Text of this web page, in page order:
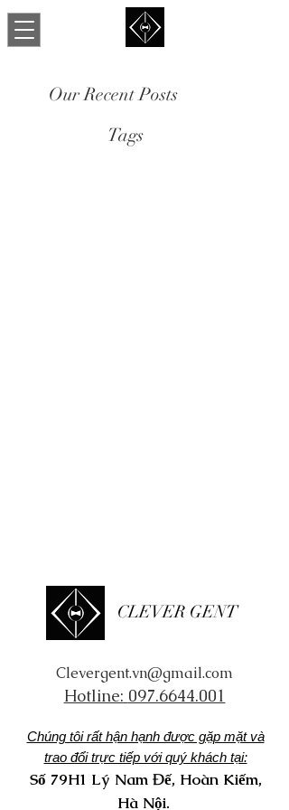
Our Recent Posts
Tags
CLEVER GENT
Clevergent.vn@gmail.com
Hotline: 097.6644.001
Chúng tôi rất hận hạnh được gặp mặt và
trao đổi trực tiếp với quý khách tại:
Số 79H1 Lý Nam Đế, Hoàn Kiếm,
Hà Nội.